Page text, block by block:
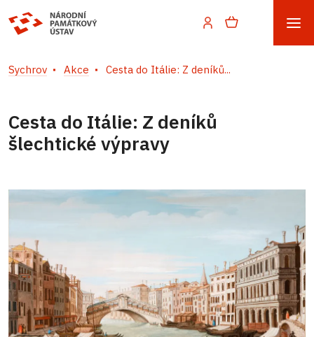
Sychrov Akce Cesta do Itálie: Z deníků...
Cesta do Itálie: Z deníků
šlechtické výpravy